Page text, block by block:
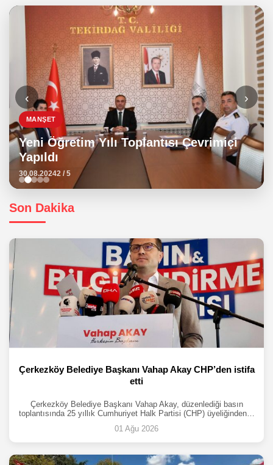
MANŞET
Yeni Öğretim Yılı Toplantısı Çevrimiçi
Yapıldı
30.08.20242 / 5
‹ ›
Son Dakika
Çerkezköy Belediye Başkanı Vahap Akay CHP’den istifa
etti
Çerkezköy Belediye Başkanı Vahap Akay, düzenlediği basın
toplantısında 25 yıllık Cumhuriyet Halk Partisi (CHP) üyeliğinden…
01 Ağu 2026